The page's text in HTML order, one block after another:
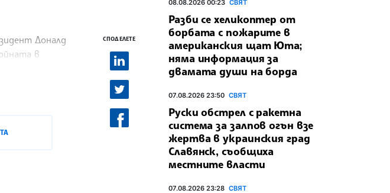
Доналд
в
СПОДЕЛЕТЕ
08.08.2026 00:23 СВЯТ
Разби се хеликоптер от
борбата с пожарите в
американския щат Юта;
няма информация за
двамата души на борда
07.08.2026 23:50 СВЯТ
Руски обстрел с ракетна
система за залпов огън взе
жертва в украинския град
Славянск, съобщиха
местните власти
07.08.2026 23:28 СВЯТ